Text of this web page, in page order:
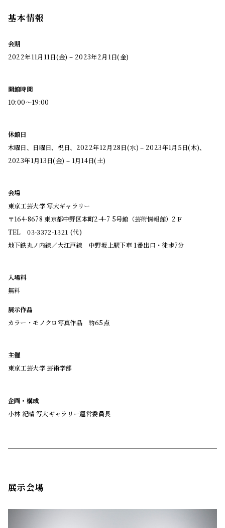
基本情報
会期
2022年11月11日(金) – 2023年2月1日(金)
開館時間
10:00〜19:00
休館日
木曜日、日曜日、祝日、2022年12月28日(水) – 2023年1月5日(木)、
2023年1月13日(金) – 1月14日(土)
会場
東京工芸大学 写大ギャラリー
〒164-8678 東京都中野区本町2-4-7 5号館（芸術情報館）2Ｆ
TEL 03-3372-1321 (代)
地下鉄丸ノ内線／大江戸線 中野坂上駅下車 1番出口・徒歩7分
入場料
無料
展示作品
カラー・モノクロ写真作品 約65点
主催
東京工芸大学 芸術学部
企画・構成
小林 紀晴 写大ギャラリー運営委員長
展示会場